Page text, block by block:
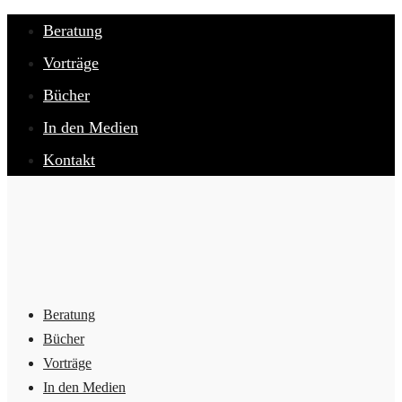
Beratung
Vorträge
Bücher
In den Medien
Kontakt
Beratung
Bücher
Vorträge
In den Medien